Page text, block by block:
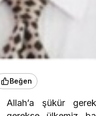
Beğen
Allah’a şükür